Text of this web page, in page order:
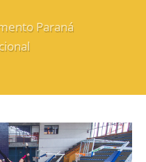
Paraná